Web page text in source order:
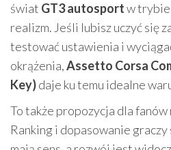
świat GT3 autosportw trybie
realizm. Jeśli lubisz uczyć się
testować ustawienia i
okrążenia,Assetto Corsa
Key)daje ku temu idealne
To także propozycja dla
Ranking i dopasowanie